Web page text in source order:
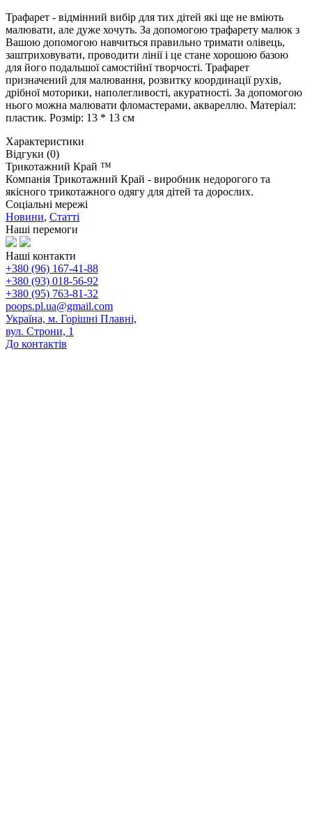
Трафарет - відмінний вибір для тих дітей які ще не вміють
малювати, але дуже хочуть. За допомогою трафарету малюк з
Вашою допомогою навчиться правильно тримати олівець,
заштриховувати, проводити лінії і це стане хорошою базою
для його подальшої самостійнї творчості. Трафарет
призначений для малювання, розвитку координації рухів,
дрібної моторики, наполегливості, акуратності. За допомогою
нього можна малювати фломастерами, аквареллю. Матеріал:
пластик. Розмір: 13 * 13 см
Характеристики
Відгуки (0)
Трикотажний Край ™
Компанія Трикотажний Край - виробник недорогого та
якісного трикотажного одягу для дітей та дорослих.
Соціальні мережі
Новини, Статті
Наші перемоги
Наші контакти
+380 (96) 167-41-88
+380 (93) 018-56-92
+380 (95) 763-81-32
poops.pl.ua@gmail.com
Україна, м. Горішні Плавні,
вул. Строни, 1
До контактів